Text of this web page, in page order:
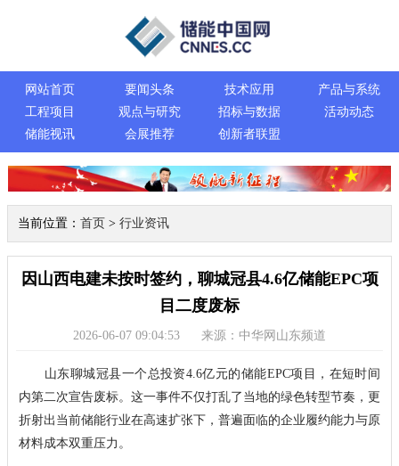
网站首页 要闻头条 技术应用
产品与系统
工程项目
观点与研究 招标与数据
活动动态
储能视讯
会展推荐 创新者联盟
当前位置： 首页> 行业资讯
因山西电建未按时签约，聊城冠县4.6亿储能EPC项
目二度废标
2026-06-07 09:04:53 来源：中华网山东频道
山东聊城冠县一个总投资4.6亿元的储能EPC项目，在短时间
内第二次宣告废标。这一事件不仅打乱了当地的绿色转型节奏，更
折射出当前储能行业在高速扩张下，普遍面临的企业履约能力与原
材料成本双重压力。